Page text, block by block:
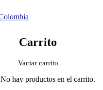
Carrito
Vaciar carrito
No hay productos en el carrito.